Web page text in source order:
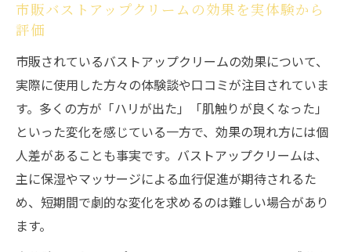
市販バストアップクリームの効果を実体験から
評価
市販されているバストアップクリームの効果について、
実際に使用した方々の体験談や口コミが注目されていま
す。多くの方が「ハリが出た」「肌触りが良くなった」
といった変化を感じている一方で、効果の現れ方には個
人差があることも事実です。バストアップクリームは、
主に保湿やマッサージによる血行促進が期待されるた
め、短期間で劇的な変化を求めるのは難しい場合があり
ます。